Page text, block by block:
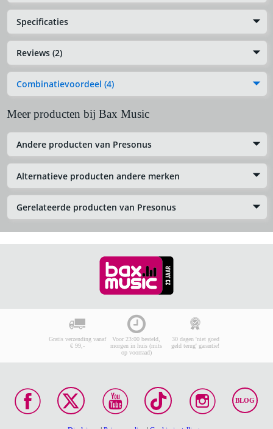
Specificaties
Reviews (2)
Combinatievoordeel (4)
Meer producten bij Bax Music
Andere producten van Presonus
Alternatieve producten andere merken
Gerelateerde producten van Presonus
Gratis verzending vanaf
€ 99,-
Voor 23:00 besteld,
morgen in huis (mits
op voorraad)
30 dagen 'niet goed
geld terug' garantie!
BLOG